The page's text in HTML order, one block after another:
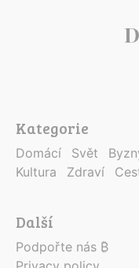
Kategorie
Domácí Svět
Kultura
Zdraví
Další
Podpořte nás ₿